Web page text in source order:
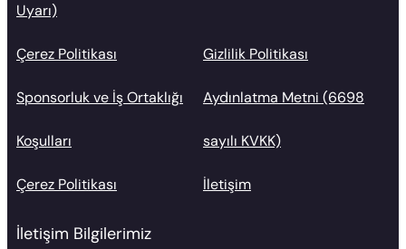
Uyarı)
Çerez Politikası Gizlilik Politikası
Sponsorluk ve İş Ortaklığı
Koşulları
Aydınlatma Metni (6698
sayılı KVKK)
Çerez Politikası İletişim
İletişim Bilgilerimiz